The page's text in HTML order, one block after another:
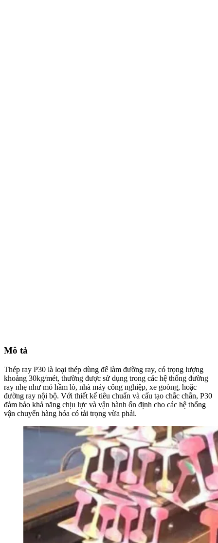
Mô tả
Thép ray P30 là loại thép dùng để làm đường ray, có trọng lượng
khoảng 30kg/mét, thường được sử dụng trong các hệ thống đường
ray nhẹ như mỏ hầm lò, nhà máy công nghiệp, xe goòng, hoặc
đường ray nội bộ. Với thiết kế tiêu chuẩn và cấu tạo chắc chắn, P30
đảm bảo khả năng chịu lực và vận hành ổn định cho các hệ thống
vận chuyển hàng hóa có tải trọng vừa phải.